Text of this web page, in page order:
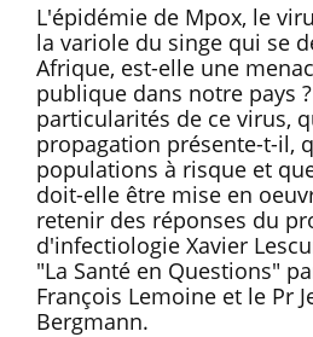
L'épidémie de Mpox, le
la variole du singe qui se
Afrique, est-elle une
publique dans notre pays
particularités de ce virus,
propagation présente-t-il,
populations à risque et
doit-elle être mise en
retenir des réponses du
d'infectiologie Xavier
"La Santé en Questions"
François Lemoine et le Pr
Bergmann.